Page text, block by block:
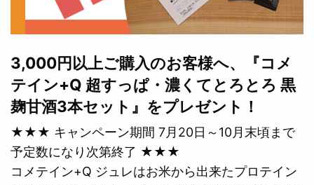
3,000円以上ご購入のお客様へ、『コメ
テイン+Q 超すっぱ・濃くてとろとろ 黒
麹甘酒3本セット』をプレゼント！
★★★ キャンペーン期間 7月20日～10月末頃まで
予定数になり次第終了 ★★★
コメテイン+Q ジュレはお米から出来たプロテイン